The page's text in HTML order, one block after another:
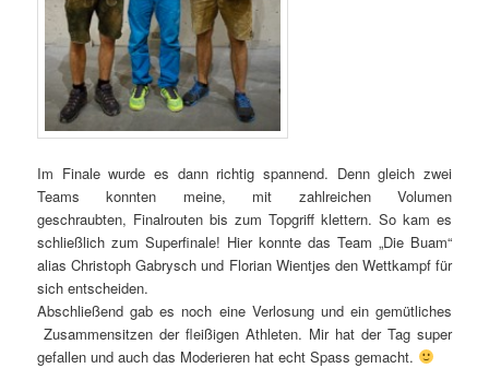
Im Finale wurde es dann richtig spannend. Denn gleich zwei
Teams konnten meine, mit zahlreichen Volumen
geschraubten, Finalrouten bis zum Topgriff klettern. So kam es
schließlich zum Superfinale! Hier konnte das Team „Die Buam“
alias Christoph Gabrysch und Florian Wientjes den Wettkampf für
sich entscheiden.
Abschließend gab es noch eine Verlosung und ein gemütliches
Zusammensitzen der fleißigen Athleten. Mir hat der Tag super
gefallen und auch das Moderieren hat echt Spass gemacht.